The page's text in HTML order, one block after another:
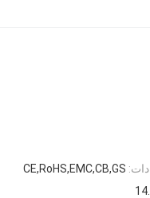
CE,RoHS,EMC,CB,GS